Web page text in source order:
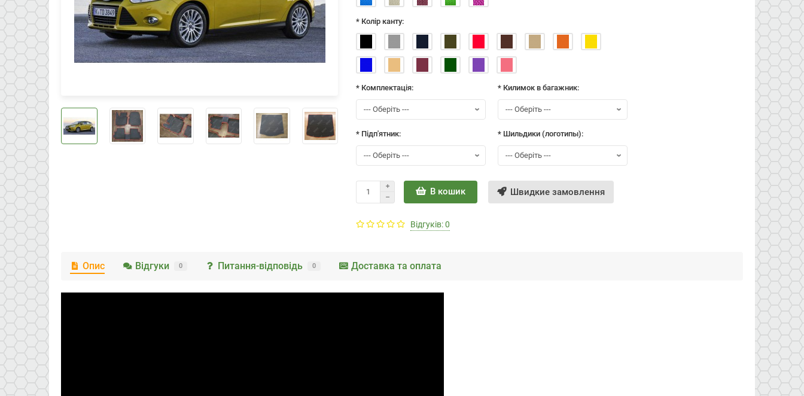
* Колір канту:
* Комплектація: * Килимок в багажник:
* Підп'ятник: * Шильдики (логотипы):
В кошик Швидкие замовлення
Відгуків: 0
Опис Відгуки 0 Питання-відповідь 0 Доставка та оплата